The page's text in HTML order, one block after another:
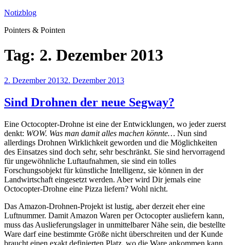
Zum
springen
Notizblog
Pointers & Pointen
Tag: 2. Dezember 2013
Veröffentlicht
2. Dezember 20132. Dezember 2013
Sind Drohnen der neue Segway?
Eine Octocopter-Drohne ist eine der Entwicklungen, wo jeder zuerst
denkt: WOW. Was man damit alles machen könnte… Nun sind
allerdings Drohnen Wirklichkeit geworden und die Möglichkeiten
des Einsatzes sind doch sehr, sehr beschränkt. Sie sind hervorragend
für ungewöhnliche Luftaufnahmen, sie sind ein tolles
Forschungsobjekt für künstliche Intelligenz, sie können in der
Landwirtschaft eingesetzt werden. Aber wird Dir jemals eine
Octocopter-Drohne eine Pizza liefern? Wohl nicht.
Das Amazon-Drohnen-Projekt ist lustig, aber derzeit eher eine
Luftnummer. Damit Amazon Waren per Octocopter ausliefern kann,
muss das Auslieferungslager in unmittelbarer Nähe sein, die bestellte
Ware darf eine bestimmte Größe nicht überschreiten und der Kunde
braucht einen exakt definierten Platz, wo die Ware ankommen kann,